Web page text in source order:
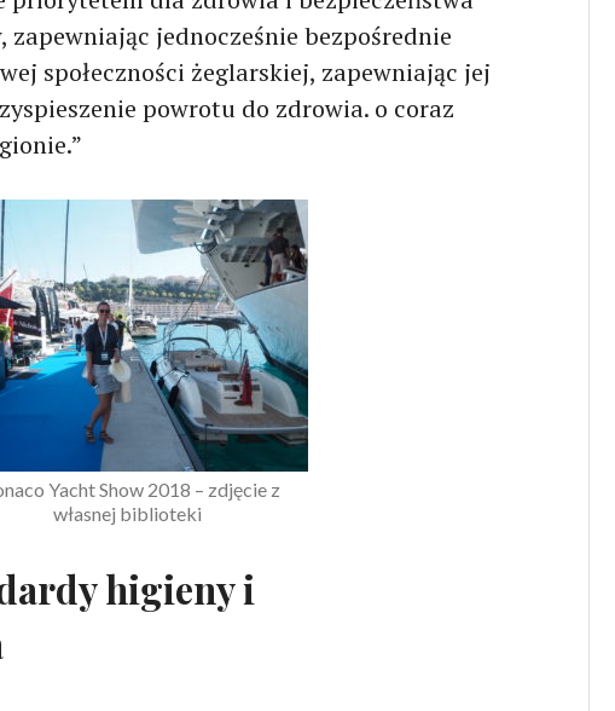
jednocześnie bezpośrednie
społeczności żeglarskiej, zapewniając jej
powrotu do zdrowia. o coraz
Yacht Show 2018 – zdjęcie z
własnej biblioteki
higieny i